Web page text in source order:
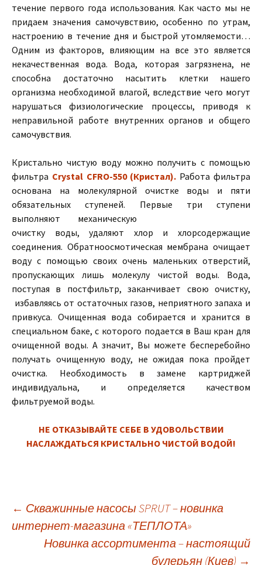
течение первого года использования. Как часто мы не
придаем значения самочувствию, особенно по утрам,
настроению в течение дня и быстрой утомляемости…
Одним из факторов, влияющим на все это является
некачественная вода. Вода, которая загрязнена, не
способна достаточно насытить клетки нашего
организма необходимой влагой, вследствие чего могут
нарушаться физиологические процессы, приводя к
неправильной работе внутренних органов и общего
самочувствия.
Кристально чистую воду можно получить с помощью
фильтра Crystal CFRO-550 (Кристал). Работа фильтра
основана на молекулярной очистке воды и пяти
обязательных ступеней. Первые три ступени
выполняют механическую
очистку воды, удаляют хлор и хлорсодержащие
соединения. Обратноосмотическая мембрана очищает
воду с помощью своих очень маленьких отверстий,
пропускающих лишь молекулу чистой воды. Вода,
поступая в постфильтр, заканчивает свою очистку,
избавляясь от остаточных газов, неприятного запаха и
привкуса. Очищенная вода собирается и хранится в
специальном баке, с которого подается в Ваш кран для
очищенной воды. А значит, Вы можете бесперебойно
получать очищенную воду, не ожидая пока пройдет
очистка. Необходимость в замене картриджей
индивидуальна, и определяется качеством
фильтруемой воды.
НЕ ОТКАЗЫВАЙТЕ СЕБЕ В УДОВОЛЬСТВИИ
НАСЛАЖДАТЬСЯ КРИСТАЛЬНО ЧИСТОЙ ВОДОЙ!
Навигация
← Скважинные насосы SPRUT – новинка
интернет-магазина «ТЕПЛОТА»
Новинка ассортимента – настоящий
булерьян (Киев) →